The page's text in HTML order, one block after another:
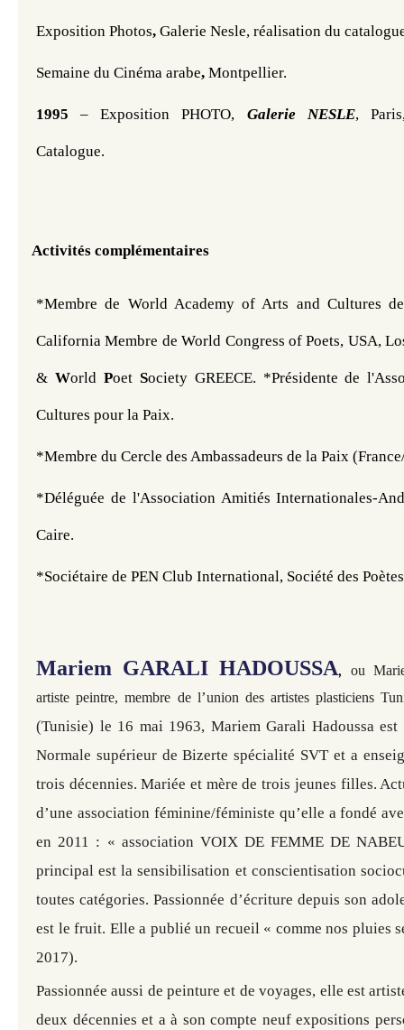
Exposition Photos, Galerie Nesle, réalisation du
Semaine du Cinéma arabe, Montpellier.
1995 – Exposition PHOTO, Galerie NESLE,
Catalogue.
Activités complémentaires
*Membre de World Academy of Arts and Cultures
California Membre de World Congress of Poets, USA,
& World Poet Society GREECE. *Présidente de
Cultures pour la Paix.
*Membre du Cercle des Ambassadeurs de la Paix
*Déléguée de l'Association Amitiés Internationales-
Caire.
*Sociétaire de PEN Club International, Société des
Mariem GARALI HADOUSSA, ou
artiste peintre, membre de l’union des artistes plasticiens
(Tunisie) le 16 mai 1963, Mariem Garali Hadoussa est
Normale supérieur de Bizerte spécialité SVT et a
trois décennies. Mariée et mère de trois jeunes filles.
d’une association féminine/féministe qu’elle a fondé
en 2011 : « association VOIX DE FEMME DE
principal est la sensibilisation et conscientisation
toutes catégories. Passionnée d’écriture depuis son
est le fruit. Elle a publié un recueil « comme nos pluies
2017).
Passionnée aussi de peinture et de voyages, elle est
deux décennies et a à son compte neuf expositions